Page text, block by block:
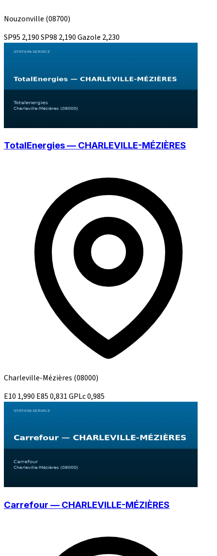
Nouzonville (08700)
SP95 2,190SP98 2,190Gazole 2,230
TotalEnergies — CHARLEVILLE-MÉZIÈRES
Charleville-Mézières (08000)
E10 1,990 E850,831GPLc0,985
Carrefour — CHARLEVILLE-MÉZIÈRES